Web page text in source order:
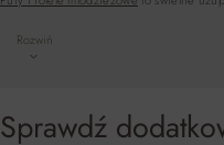
Rozwiń
Sprawdź